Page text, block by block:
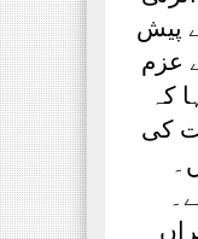
پیش
عزم
کہ
کی